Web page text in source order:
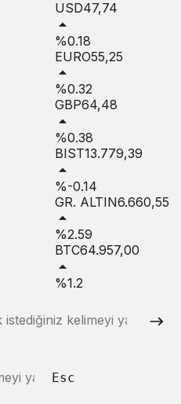
USD47,74
%0.18
EURO55,25
%0.32
GBP64,48
%0.38
BIST13.779,39
%-0.14
GR. ALTIN6.660,55
%2.59
BTC64.957,00
%1.2
Esc